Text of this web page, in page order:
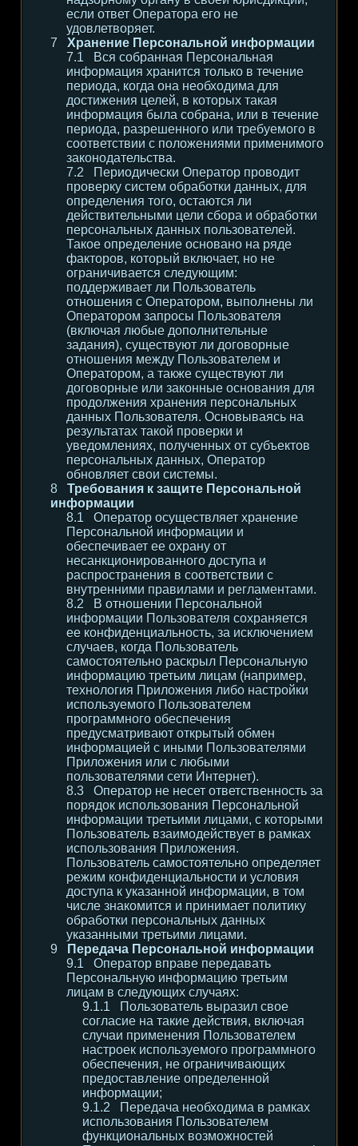
если ответ Оператора его не
удовлетворяет.
Хранение Персональной информации
Вся собранная Персональная
информация хранится только в течение
периода, когда она необходима для
достижения целей, в которых такая
информация была собрана, или в течение
периода, разрешенного или требуемого в
соответствии с положениями применимого
законодательства.
Периодически Оператор проводит
проверку систем обработки данных, для
определения того, остаются ли
действительными цели сбора и обработки
персональных данных пользователей.
Такое определение основано на ряде
факторов, который включает, но не
ограничивается следующим:
поддерживает ли Пользователь
отношения с Оператором, выполнены ли
Оператором запросы Пользователя
(включая любые дополнительные
задания), существуют ли договорные
отношения между Пользователем и
Оператором, а также существуют ли
договорные или законные основания для
продолжения хранения персональных
данных Пользователя. Основываясь на
результатах такой проверки и
уведомлениях, полученных от субъектов
персональных данных, Оператор
обновляет свои системы.
Требования к защите Персональной
информации
Оператор осуществляет хранение
Персональной информации и
обеспечивает ее охрану от
несанкционированного доступа и
распространения в соответствии с
внутренними правилами и регламентами.
В отношении Персональной
информации Пользователя сохраняется
ее конфиденциальность, за исключением
случаев, когда Пользователь
самостоятельно раскрыл Персональную
информацию третьим лицам (например,
технология Приложения либо настройки
используемого Пользователем
программного обеспечения
предусматривают открытый обмен
информацией с иными Пользователями
Приложения или с любыми
пользователями сети Интернет).
Оператор не несет ответственность за
порядок использования Персональной
информации третьими лицами, с которыми
Пользователь взаимодействует в рамках
использования Приложения.
Пользователь самостоятельно определяет
режим конфиденциальности и условия
доступа к указанной информации, в том
числе знакомится и принимает политику
обработки персональных данных
указанными третьими лицами.
Передача Персональной информации
Оператор вправе передавать
Персональную информацию третьим
лицам в следующих случаях:
Пользователь выразил свое
согласие на такие действия, включая
случаи применения Пользователем
настроек используемого программного
обеспечения, не ограничивающих
предоставление определенной
информации;
Передача необходима в рамках
использования Пользователем
функциональных возможностей